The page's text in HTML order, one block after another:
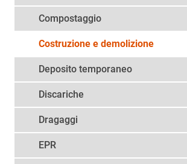
Compostaggio
Costruzione e demolizione
Deposito temporaneo
Discariche
Dragaggi
EPR